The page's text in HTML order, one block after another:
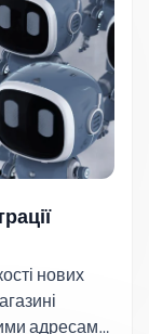
нових
адресами